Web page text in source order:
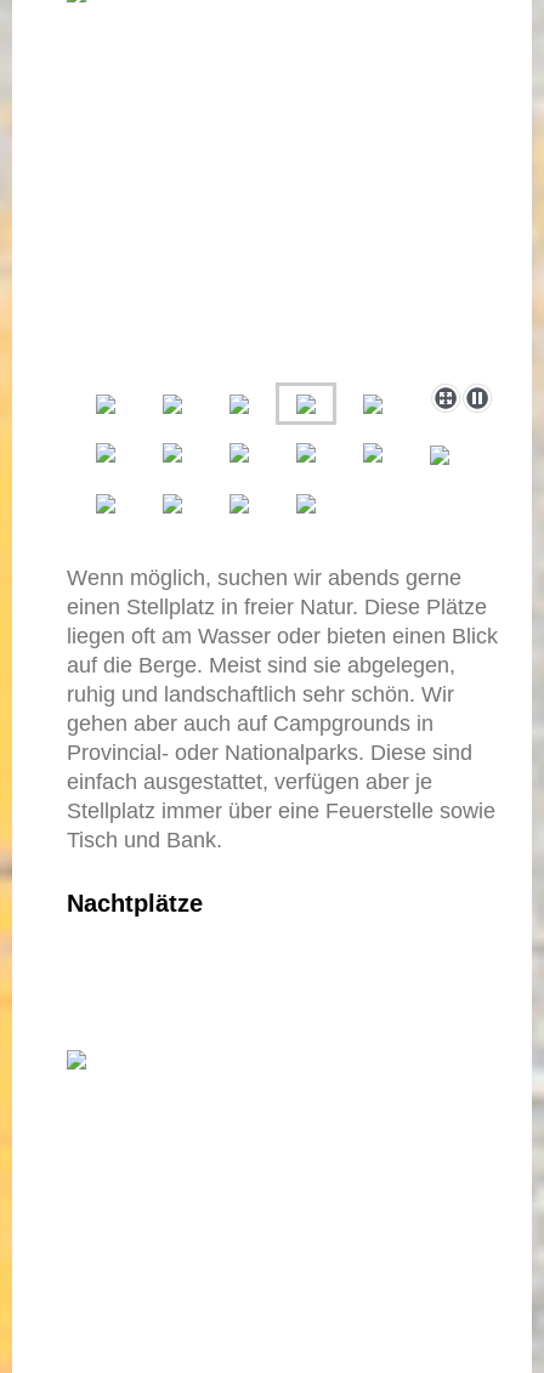
Wenn möglich, suchen wir abends gerne
einen Stellplatz in freier Natur. Diese Plätze
liegen oft am Wasser oder bieten einen Blick
auf die Berge. Meist sind sie abgelegen,
ruhig und landschaftlich sehr schön. Wir
gehen aber auch auf Campgrounds in
Provincial- oder Nationalparks. Diese sind
einfach ausgestattet, verfügen aber je
Stellplatz immer über eine Feuerstelle sowie
Tisch und Bank.
Nachtplätze